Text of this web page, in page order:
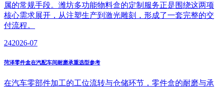
属的常规手段。潍坊多功能物料盒的定制服务正是围绕这两项
核心需求展开，从注塑生产到激光雕刻，形成了一套完整的交
付流程。
242026-07
菏泽零件盒在汽配车间耐磨承重选型参考
在汽车零部件加工的工位流转与仓储环节，零件盒的耐磨与承